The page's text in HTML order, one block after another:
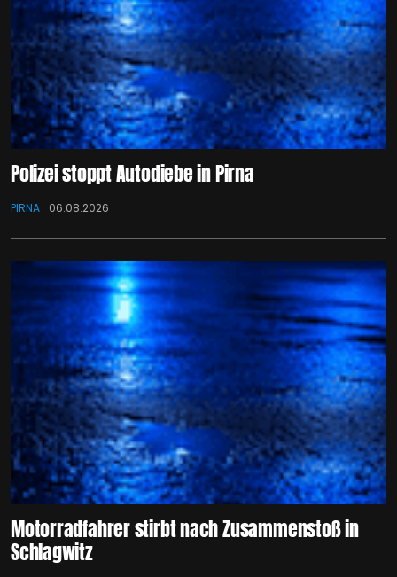
Polizei stoppt Autodiebe in Pirna
PIRNA 06.08.2026
Motorradfahrer stirbt nach Zusammenstoß in
Schlagwitz